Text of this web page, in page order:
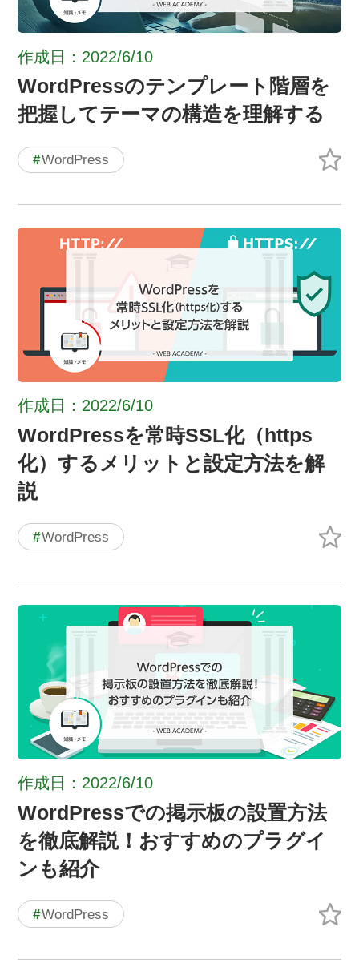
作成日：2022/6/10
WordPressのテンプレート階層を
把握してテーマの構造を理解する
#WordPress
作成日：2022/6/10
WordPressを常時SSL化（https
化）するメリットと設定方法を解
説
#WordPress
作成日：2022/6/10
WordPressでの掲示板の設置方法
を徹底解説！おすすめのプラグイ
ンも紹介
#WordPress